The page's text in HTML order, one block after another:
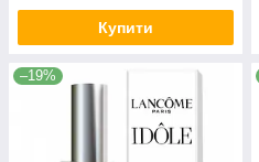
Купити
–19%